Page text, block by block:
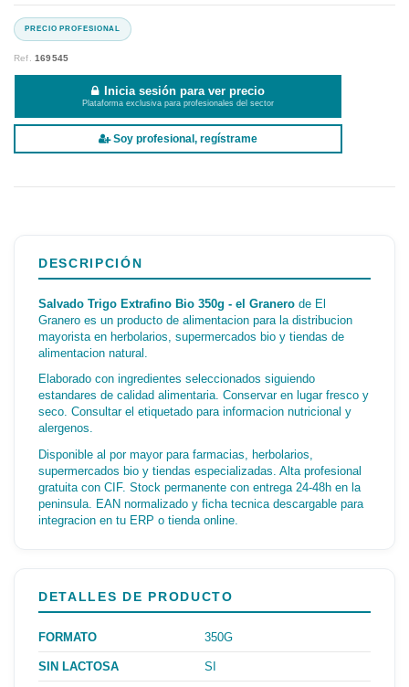
Ref.169545
Inicia sesión para ver precio
Plataforma exclusiva para profesionales del sector
Soy profesional, regístrame
DESCRIPCIÓN
Salvado Trigo Extrafino Bio 350g - el Granero de El
Granero es un producto de alimentacion para la distribucion
mayorista en herbolarios, supermercados bio y tiendas de
alimentacion natural.
Elaborado con ingredientes seleccionados siguiendo
estandares de calidad alimentaria. Conservar en lugar fresco y
seco. Consultar el etiquetado para informacion nutricional y
alergenos.
Disponible al por mayor para farmacias, herbolarios,
supermercados bio y tiendas especializadas. Alta profesional
gratuita con CIF. Stock permanente con entrega 24-48h en la
peninsula. EAN normalizado y ficha tecnica descargable para
integracion en tu ERP o tienda online.
DETALLES DE PRODUCTO
FORMATO 350G
SIN LACTOSA SI